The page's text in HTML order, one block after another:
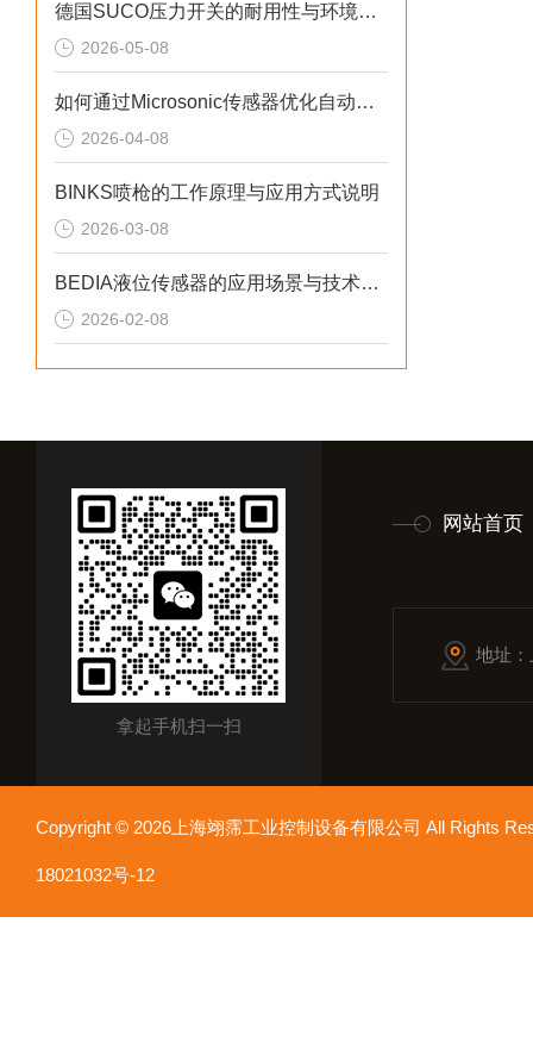
德国SUCO压力开关的耐用性与环境适应性分析
2026-05-08
如何通过Microsonic传感器优化自动化流程？
2026-04-08
BINKS喷枪的工作原理与应用方式说明
2026-03-08
BEDIA液位传感器的应用场景与技术优势概述
2026-02-08
拿起手机扫一扫
网站首页
地址
Copyright © 2026上海翊霈工业控制设备有限公司 All Rights
18021032号-12